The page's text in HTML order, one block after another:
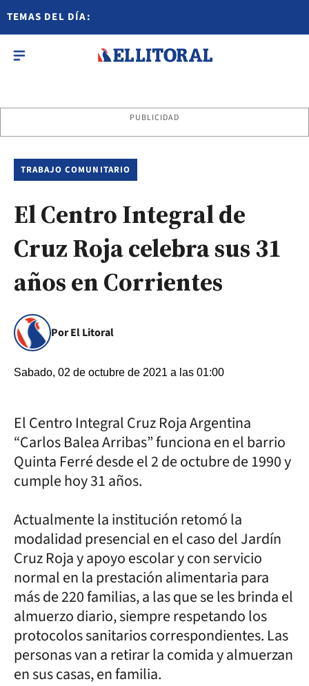
TEMAS DEL DÍA:
PUBLICIDAD
TRABAJO COMUNITARIO
El Centro Integral de
Cruz Roja celebra sus 31
años en Corrientes
Por El Litoral
Sabado, 02 de octubre de 2021 a las 01:00
El Centro Integral Cruz Roja Argentina
“Carlos Balea Arribas” funciona en el barrio
Quinta Ferré desde el 2 de octubre de 1990 y
cumple hoy 31 años.
Actualmente la institución retomó la
modalidad presencial en el caso del Jardín
Cruz Roja y apoyo escolar y con servicio
normal en la prestación alimentaria para
más de 220 familias, a las que se les brinda el
almuerzo diario, siempre respetando los
protocolos sanitarios correspondientes. Las
personas van a retirar la comida y almuerzan
en sus casas, en familia.